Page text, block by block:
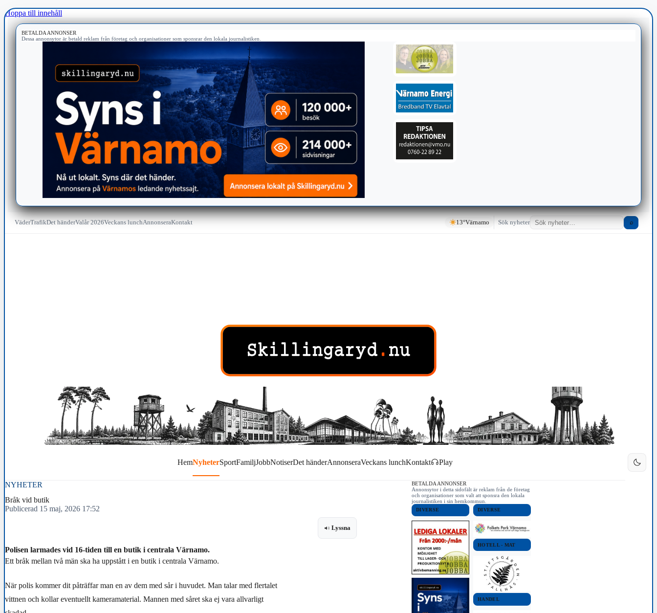
Hoppa till innehåll
BETALDA ANNONSER
Dessa annonsytor är betald reklam från företag och organisationer som sponsrar den lokala journalistiken.
VäderTrafikDet händerValår 2026Veckans lunchAnnonseraKontakt 13°Värnamo Sök nyheter ⌕
HemNyheterSportFamiljJobbNotiserDet händerAnnonseraVeckans lunchKontakt Play
NYHETER
Bråk vid butik
Publicerad 15 maj, 2026 17:52
Lyssna
Polisen larmades vid 16-tiden till en butik i centrala Värnamo.
Ett bråk mellan två män ska ha uppstått i en butik i centrala Värnamo.
När polis kommer dit påträffar man en av dem med sår i huvudet. Man talar med flertalet
vittnen och kollar eventuellt kameramaterial. Mannen med såret ska ej vara allvarligt
BETALDA ANNONSER
Annonsytor i detta sidofält är reklam från de företag
och organisationer som valt att sponsra den lokala
journalistiken i sin hemkommun.
DIVERSE DIVERSE
HOTELL - MAT
HANDEL